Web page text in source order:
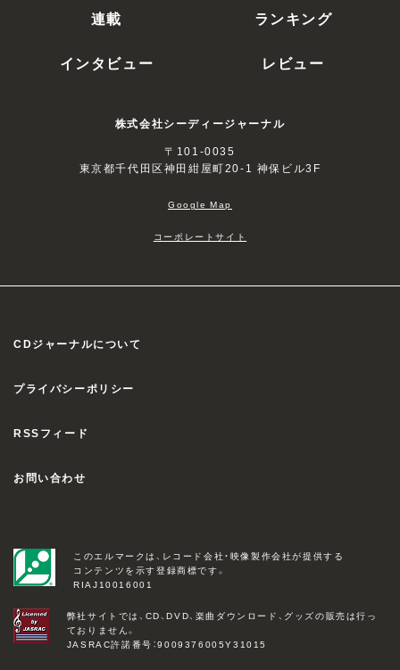
連載 ランキング
インタビュー レビュー
株式会社シーディージャーナル
〒101-0035
東京都千代田区神田紺屋町20-1 神保ビル3F
Google Map
コーポレートサイト
CDジャーナルについて
プライバシーポリシー
RSSフィード
お問い合わせ
このエルマークは、レコード会社・映像製作会社が提供する
コンテンツを示す登録商標です。
RIAJ10016001
弊社サイトでは、CD、DVD、楽曲ダウンロード、グッズの販売は行っ
ておりません。
JASRAC許諾番号：9009376005Y31015